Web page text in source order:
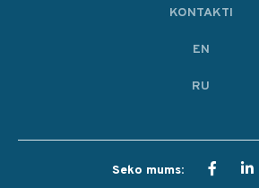
KONTAKTI
EN
RU
Seko mums: